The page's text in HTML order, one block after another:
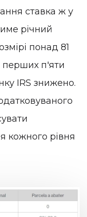
ставка ж у
річний
понад 81
перших п'яти
IRS знижено.
кожного рівня